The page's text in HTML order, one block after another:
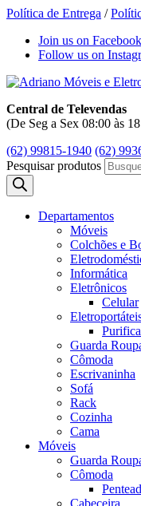
Política de Entrega /
Join us on Facebook
Follow us on
Central de Televendas
(De Seg a Sex 08:00 às
(62) 99815-1940 (62)
Pesquisar produtos
Departamentos
Móveis
Colchões e
Informática
Eletrônicos
Celular
Guarda
Cômoda
Escrivaninha
Sofá
Rack
Cozinha
Cama
Móveis
Guarda
Cômoda
Cabeceira